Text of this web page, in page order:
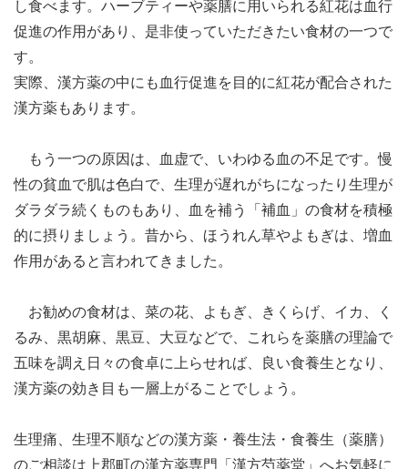
し食べます。ハーブティーや薬膳に用いられる紅花は血行
促進の作用があり、是非使っていただきたい食材の一つで
す。
実際、漢方薬の中にも血行促進を目的に紅花が配合された
漢方薬もあります。
もう一つの原因は、血虚で、いわゆる血の不足です。慢
性の貧血で肌は色白で、生理が遅れがちになったり生理が
ダラダラ続くものもあり、血を補う「補血」の食材を積極
的に摂りましょう。昔から、ほうれん草やよもぎは、増血
作用があると言われてきました。
お勧めの食材は、菜の花、よもぎ、きくらげ、イカ、く
るみ、黒胡麻、黒豆、大豆などで、これらを薬膳の理論で
五味を調え日々の食卓に上らせれば、良い食養生となり、
漢方薬の効き目も一層上がることでしょう。
生理痛、生理不順などの漢方薬・養生法・食養生（薬膳）
のご相談は上郡町の漢方薬専門「漢方芍薬堂」へお気軽に